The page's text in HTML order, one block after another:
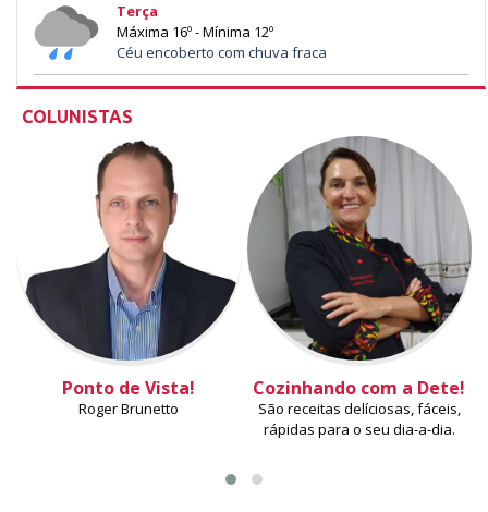
Terça
Máxima 16º - Mínima 12º
Céu encoberto com chuva fraca
COLUNISTAS
Ponto de Vista!
Roger Brunetto
Cozinhando com a Dete!
São receitas delíciosas, fáceis,
rápidas para o seu dia-a-dia.